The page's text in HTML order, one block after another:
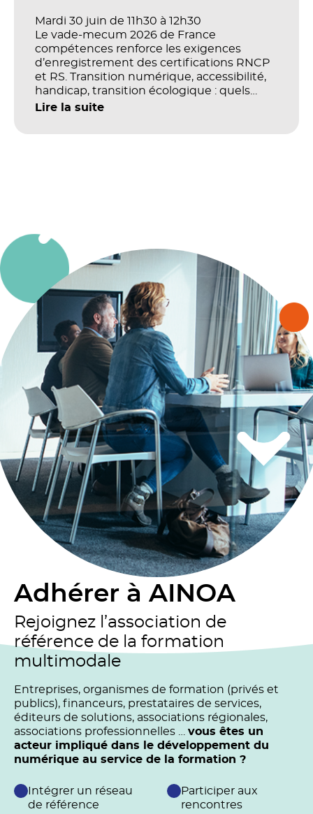
Mardi 30 juin de 11h30 à 12h30
Le vade-mecum 2026 de France
compétences renforce les exigences
d’enregistrement des certifications RNCP
et RS. Transition numérique, accessibilité,
handicap, transition écologique : quels
impacts concrets pour les référentiels dans
Lire la suite
Adhérer à AINOA
Rejoignez l’association de
référence de la formation
multimodale
Entreprises, organismes de formation (privés et
publics), financeurs, prestataires de services,
éditeurs de solutions, associations régionales,
associations professionnelles … vous êtes un
acteur impliqué dans le développement du
numérique au service de la formation ?
Intégrer un réseau
de référence
Participer aux
rencontres